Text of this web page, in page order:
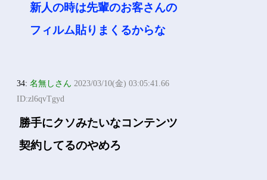
新人の時は先輩のお客さんの
フィルム貼りまくるからな
34:名無しさん 2023/03/10(金) 03:05:41.66
ID:zl6qvTgyd
勝手にクソみたいなコンテンツ
契約してるのやめろ